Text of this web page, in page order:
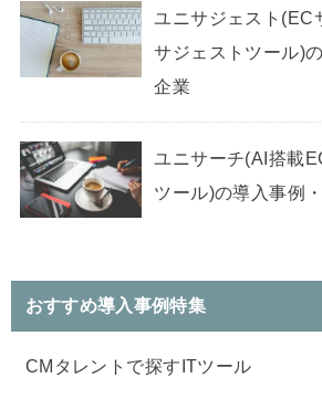
ユニサジェスト(EC
サジェストツール)
企業
ユニサーチ(AI搭載
ツール)の導入事例
おすすめ導入事例特集
CMタレントで探すITツール